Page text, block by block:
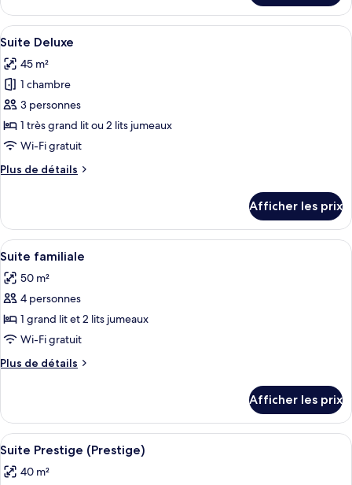
Suite
classique
Afficher
toutes
les
photos
pour
ce
type
chambre :
Une chambre d’hôtel moderne,
9
Suite Deluxe
45 m²
1 chambre
3 personnes
1 très grand lit ou 2 lits jumeaux
Wi-Fi gratuit
Plus de détails
Plus
Suite
Deluxe
Afficher les prix
Afficher
toutes
les
photos
pour
ce
type
de
Suite
familiale
Suite familiale | Aire de séjour |
6
Suite familiale
50 m²
4 personnes
1 grand lit et 2 lits jumeaux
Wi-Fi gratuit
Plus de détails
Plus
Suite
familiale
Afficher les prix
Afficher
toutes
les
Un salon moderne avec un canapé
11
Suite Prestige (Prestige)
40 m²